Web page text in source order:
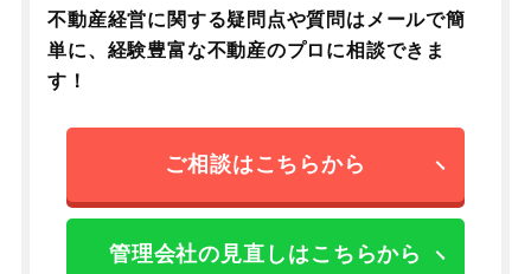
不動産経営に関する疑問点や質問はメールで簡
単に、 経験豊富な不動産のプロに相談できま
す！
ご相談はこちらから
管理会社の見直しはこちらから